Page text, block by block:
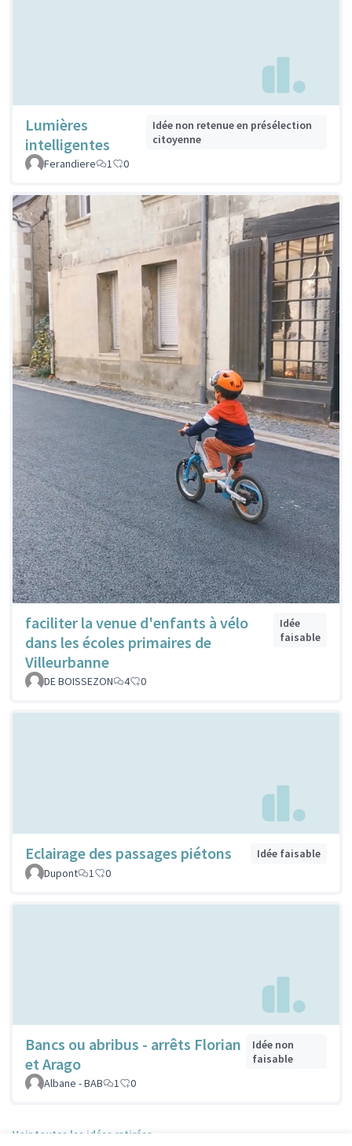
Lumières
intelligentes
Idée non retenue en présélection
citoyenne
Ferandiere
1 0
faciliter la venue d'enfants à vélo
dans les écoles primaires de
Villeurbanne
Idée
faisable
DE BOISSEZON 4 0
Eclairage des passages piétons
Idée faisable
Dupont
1 0
Bancs ou abribus - arrêts Florian
et Arago
Idée non
faisable
Albane - BAB
1 0
Voir toutes les idées retirées